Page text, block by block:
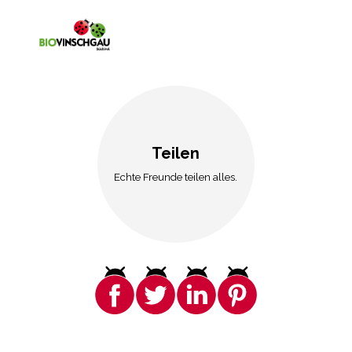
Teilen
Echte Freunde teilen alles.